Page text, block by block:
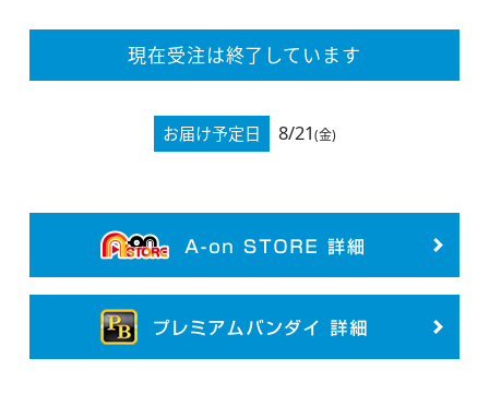
現在受注は終了しています
お届け予定日 8/21(金)